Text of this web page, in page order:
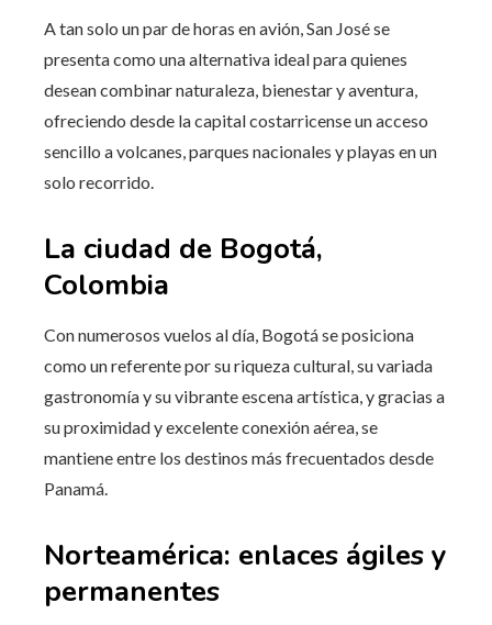
A tan solo un par de horas en avión, San José se
presenta como una alternativa ideal para quienes
desean combinar naturaleza, bienestar y aventura,
ofreciendo desde la capital costarricense un acceso
sencillo a volcanes, parques nacionales y playas en un
solo recorrido.
La ciudad de Bogotá,
Colombia
Con numerosos vuelos al día, Bogotá se posiciona
como un referente por su riqueza cultural, su variada
gastronomía y su vibrante escena artística, y gracias a
su proximidad y excelente conexión aérea, se
mantiene entre los destinos más frecuentados desde
Panamá.
Norteamérica: enlaces ágiles y
permanentes